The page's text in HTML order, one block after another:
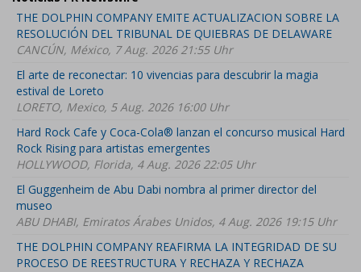
THE DOLPHIN COMPANY EMITE ACTUALIZACION SOBRE LA
RESOLUCIÓN DEL TRIBUNAL DE QUIEBRAS DE DELAWARE
CANCÚN, México, 7 Aug. 2026 21:55 Uhr
El arte de reconectar: 10 vivencias para descubrir la magia
estival de Loreto
LORETO, Mexico, 5 Aug. 2026 16:00 Uhr
Hard Rock Cafe y Coca-Cola® lanzan el concurso musical Hard
Rock Rising para artistas emergentes
HOLLYWOOD, Florida, 4 Aug. 2026 22:05 Uhr
El Guggenheim de Abu Dabi nombra al primer director del
museo
ABU DHABI, Emiratos Árabes Unidos, 4 Aug. 2026 19:15 Uhr
THE DOLPHIN COMPANY REAFIRMA LA INTEGRIDAD DE SU
PROCESO DE REESTRUCTURA Y RECHAZA Y RECHAZA